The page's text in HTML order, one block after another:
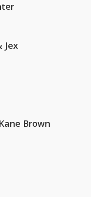
Jex
Brown